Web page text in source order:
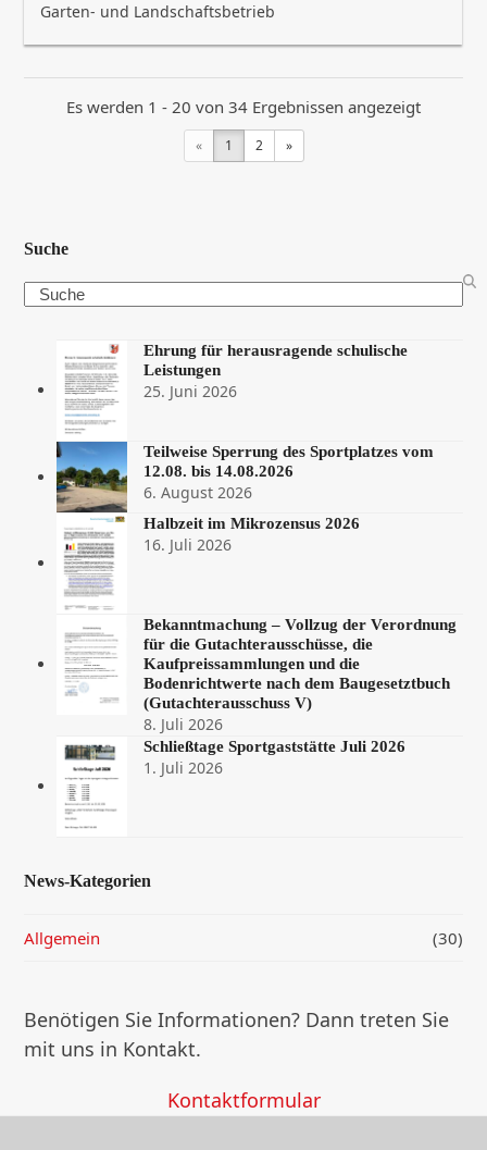
Garten- und Landschaftsbetrieb
Es werden 1 - 20 von 34 Ergebnissen angezeigt
« 1 2 »
Suche
Search
Ehrung für herausragende schulische
Leistungen
25. Juni 2026
Teilweise Sperrung des Sportplatzes vom
12.08. bis 14.08.2026
6. August 2026
Halbzeit im Mikrozensus 2026
16. Juli 2026
Bekanntmachung – Vollzug der Verordnung
für die Gutachterausschüsse, die
Kaufpreissammlungen und die
Bodenrichtwerte nach dem Baugesetztbuch
(Gutachterausschuss V)
8. Juli 2026
Schließtage Sportgaststätte Juli 2026
1. Juli 2026
News-Kategorien
Allgemein (30)
Benötigen Sie Informationen? Dann treten Sie
mit uns in Kontakt.
Kontaktformular